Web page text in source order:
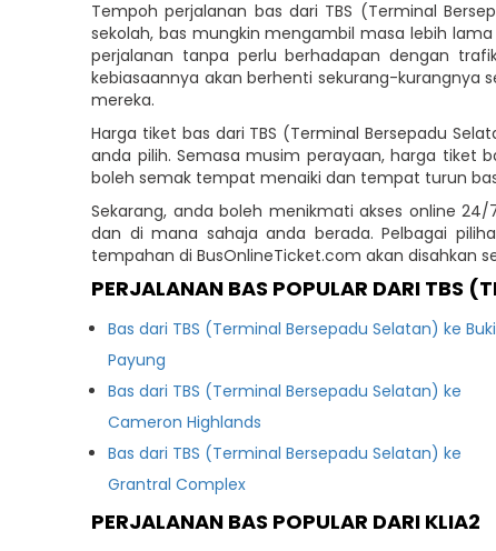
Tempoh perjalanan bas dari TBS (Terminal
sekolah, bas mungkin mengambil masa lebih
perjalanan tanpa perlu berhadapan dengan
kebiasaannya akan berhenti sekurang-kurangnya
mereka.
Harga tiket bas dari TBS (Terminal Bersepadu
anda pilih. Semasa musim perayaan, harga tiket
boleh semak tempat menaiki dan tempat turun
Sekarang, anda boleh menikmati akses online
dan di mana sahaja anda berada. Pelbagai
tempahan di BusOnlineTicket.com akan disahkan
PERJALANAN BAS POPULAR DARI TBS
Bas dari TBS (Terminal Bersepadu Selatan) ke
Payung
Bas dari TBS (Terminal Bersepadu Selatan) ke
Cameron Highlands
Bas dari TBS (Terminal Bersepadu Selatan) ke
Grantral Complex
PERJALANAN BAS POPULAR DARI KLIA2